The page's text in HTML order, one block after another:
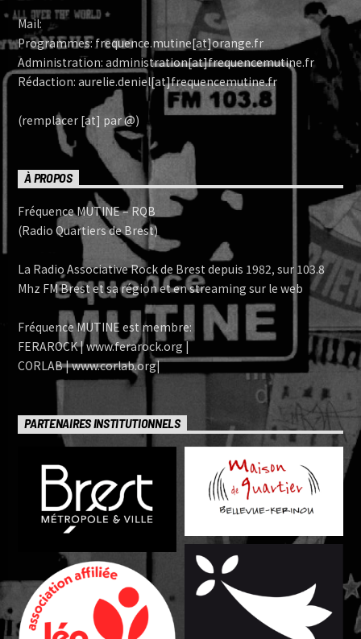
Mail:
Programmes: frequence.mutine[at]orange.fr
Administration: administration[at]frequencemutine.fr
Rédaction: aurelie.deniel[at]frequencemutine.fr
(remplacer [at] par @)
À PROPOS
Fréquence MUTINE – RQB
(Radio Quartiers de Brest)
La Radio Associative Rock de Brest depuis 1982, sur 103.8
Mhz FM Brest et sa région et en streaming sur le web
Fréquence MUTINE est membre:
FERAROCK | www.ferarock.org |
CORLAB | www.corlab.org|
PARTENAIRES INSTITUTIONNELS